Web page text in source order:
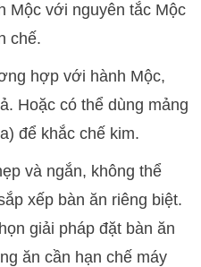
Mộc với nguyên tắc Mộc
chế.
hợp với hành Mộc,
Hoặc có thể dùng mảng
để khắc chế kim.
và ngắn, không thể
xếp bàn ăn riêng biệt.
giải pháp đặt bàn ăn
ăn cần hạn chế máy